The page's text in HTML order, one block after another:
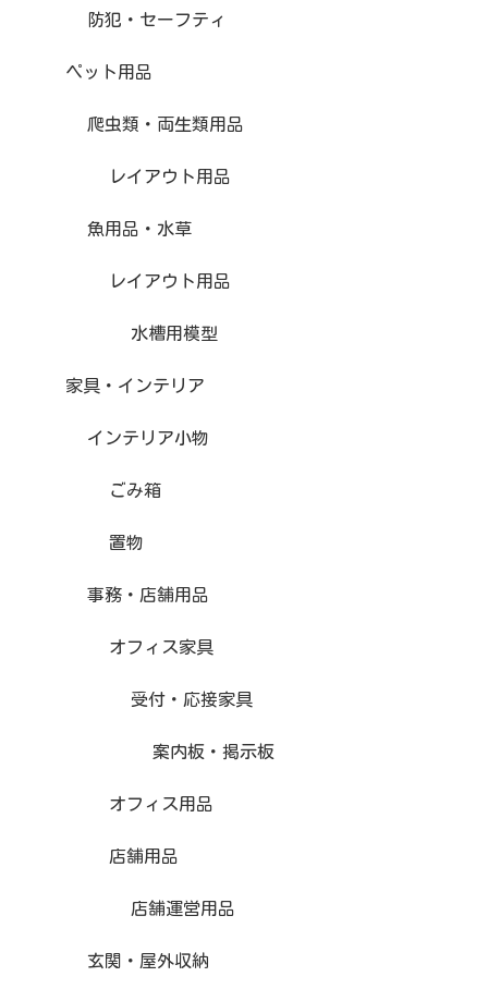
防犯・セーフティ
ペット用品
爬虫類・両生類用品
レイアウト用品
魚用品・水草
レイアウト用品
水槽用模型
家具・インテリア
インテリア小物
ごみ箱
置物
事務・店舗用品
オフィス家具
受付・応接家具
案内板・掲示板
オフィス用品
店舗用品
店舗運営用品
玄関・屋外収納